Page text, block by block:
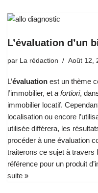
L’évaluation d’un
par La rédaction Août 12,
L’évaluation est un thème
l’immobilier, et a fortiori,
immobilier locatif.
localisation ou encore
utilisée différera, les
procéder à une évaluation
traiterons ce sujet à travers
référence pour un produit
suite »